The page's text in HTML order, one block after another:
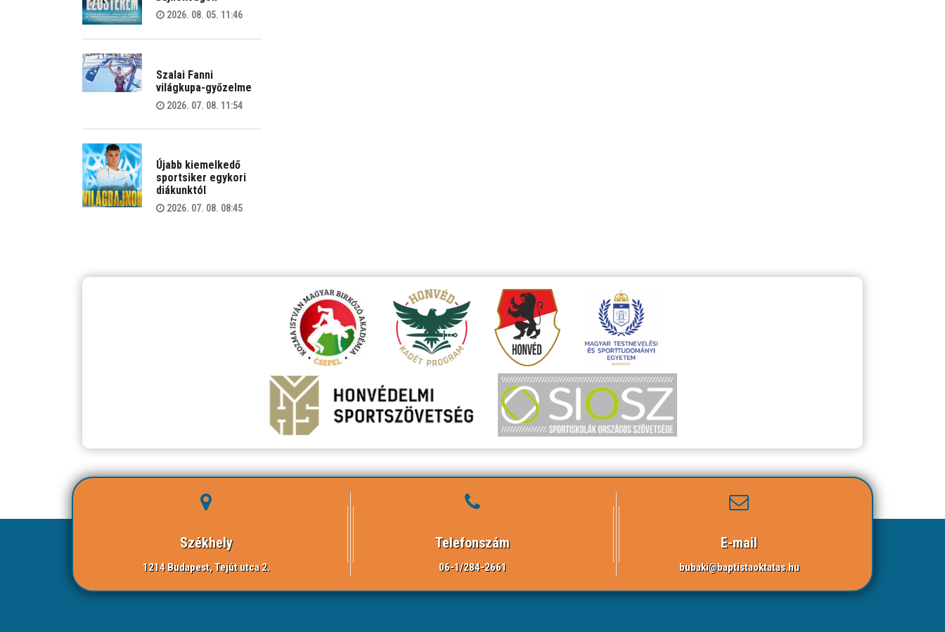
2026. 08. 05. 11:46
Szalai Fanni
világkupa-győzelme
2026. 07. 08. 11:54
Újabb kiemelkedő
sportsiker egykori
diákunktól
2026. 07. 08. 08:45
Székhely
1214 Budapest, Tejút utca 2.
Telefonszám
06-1/284-2661
E-mail
bubaki@baptistaoktatas.hu